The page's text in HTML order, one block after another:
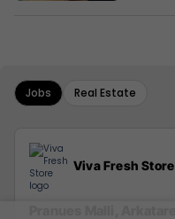
Jobs Real Estate
Viva Fresh Store